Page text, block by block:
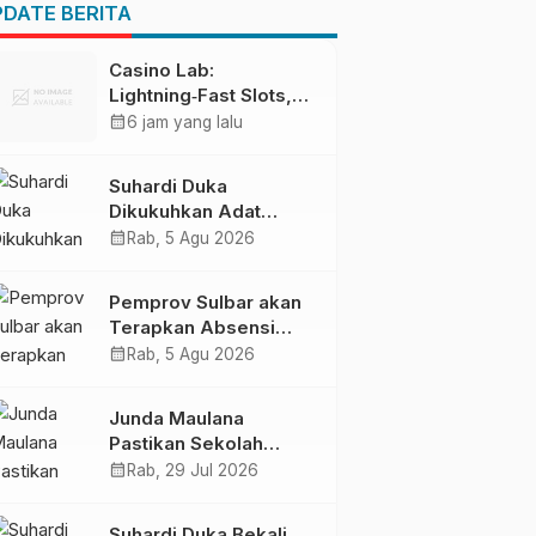
BERITA
Casino Lab:
Lightning‑Fast Slots,
Live Action & Crypto
calendar_month6 jam yang lalu
Suhardi Duka
Dikukuhkan Adat
Balanipa, Raih Gelar
calendar_month Rab, 5 Agu 2026
Pemprov Sulbar akan
Terapkan Absensi
Online untuk ASN
calendar_month Rab, 5 Agu 2026
Junda Maulana
Pastikan Sekolah
Rakyat Mamuju Siap
calendar_month Rab, 29 Jul 2026